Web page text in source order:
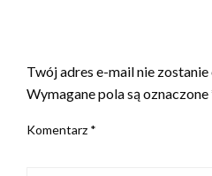
Twój adres e-mail nie
Wymagane pola są oznaczone
Komentarz *